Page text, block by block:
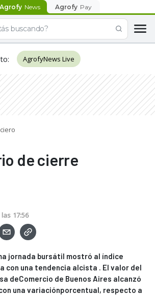
Agrofy News Agrofy Pay
: AgrofyNews Live
de cierre
las 17:56
jornada bursátil mostró al índice
con una tendencia alcista . El valor del
deComercio de Buenos Aires alcanzó
una variaciónporcentual, respecto a